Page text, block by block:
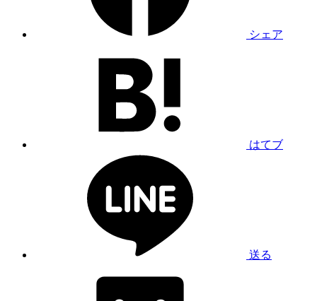
シェア
はてブ
送る